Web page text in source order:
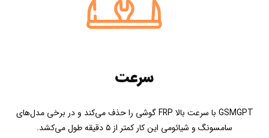
سرعت
GSMGPT با سرعت بالا FRP گوشی را حذف می‌کند و در برخی مدل‌های
سامسونگ و شیائومی این کار کمتر از ۵ دقیقه طول می‌کشد.